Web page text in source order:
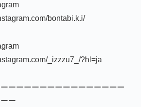
bontabi.k.i/
_izzzu7_/?hl=ja
ーーーーーーーーーーーーーーー
ー